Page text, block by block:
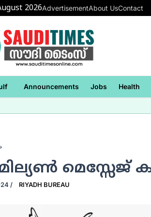
2026AdvertisementAbout UsContact
Announcements Jobs Health
മില്യണ്‍ മെസ്സേജ്
/ RIYADH BUREAU